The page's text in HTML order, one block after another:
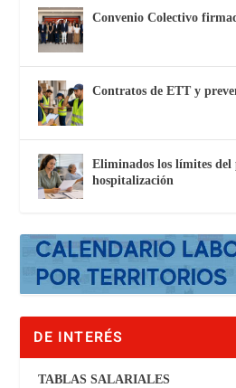
Convenio Colectivo
Contratos de ETT y
Eliminados los límites del
hospitalización
DE INTERÉS
TABLAS SALARIALES